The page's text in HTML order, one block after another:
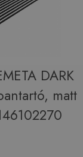
DARK
matt